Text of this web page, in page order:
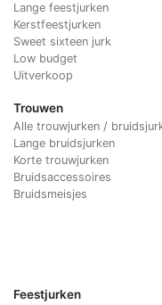
Lange feestjurken
Kerstfeestjurken
Sweet sixteen jurk
Low budget
Uitverkoop
Trouwen
Alle trouwjurken /
Lange bruidsjurken
Korte trouwjurken
Bruidsaccessoires
Bruidsmeisjes
Feestjurken